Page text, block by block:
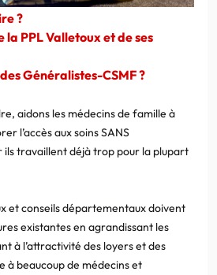
?
la PPL Valletoux et de ses
Généralistes-CSMF ?
aidons les médecins de famille à
l’accès aux soins SANS
ils travaillent déjà trop pour la plupart
et conseils départementaux doivent
existantes en agrandissant les
à l’attractivité des loyers et des
à beaucoup de médecins et